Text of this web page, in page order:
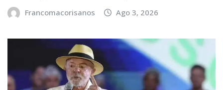
Francomacorisanos Ago 3, 2026